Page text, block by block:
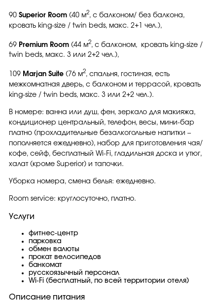
90 Superior Room (40 м2, с балконом/ без балкона,
кровать king-size / twin beds, макс. 2+1 чел.),
69 Premium Room (44 м2, с балконом, кровать king-size /
twin beds, макс. 3 или 2+2 чел.),
109 Marjan Suite (76 м2, спальня, гостиная, есть
межкомнатная дверь, с балконом и террасой, кровать
king-size / twin beds, макс. 3 или 2+2 чел.).
В номере: ванна или душ, фен, зеркало для макияжа,
кондиционер центральный, телефон, весы, мини-бар
платно (прохладительные безалкогольные напитки –
пополняется ежедневно), набор для приготовления чая/
кофе, сейф, бесплатный Wi-Fi, гладильная доска и утюг,
халат (кроме Superior) и тапочки.
Уборка номера, смена белья: ежедневно.
Room service: круглосуточно, платно.
Услуги
фитнес-центр
парковка
обмен валюты
прокат велосипедов
банкомат
русскоязычный персонал
Wi-Fi (бесплатный, по всей территории отеля)
Описание питания